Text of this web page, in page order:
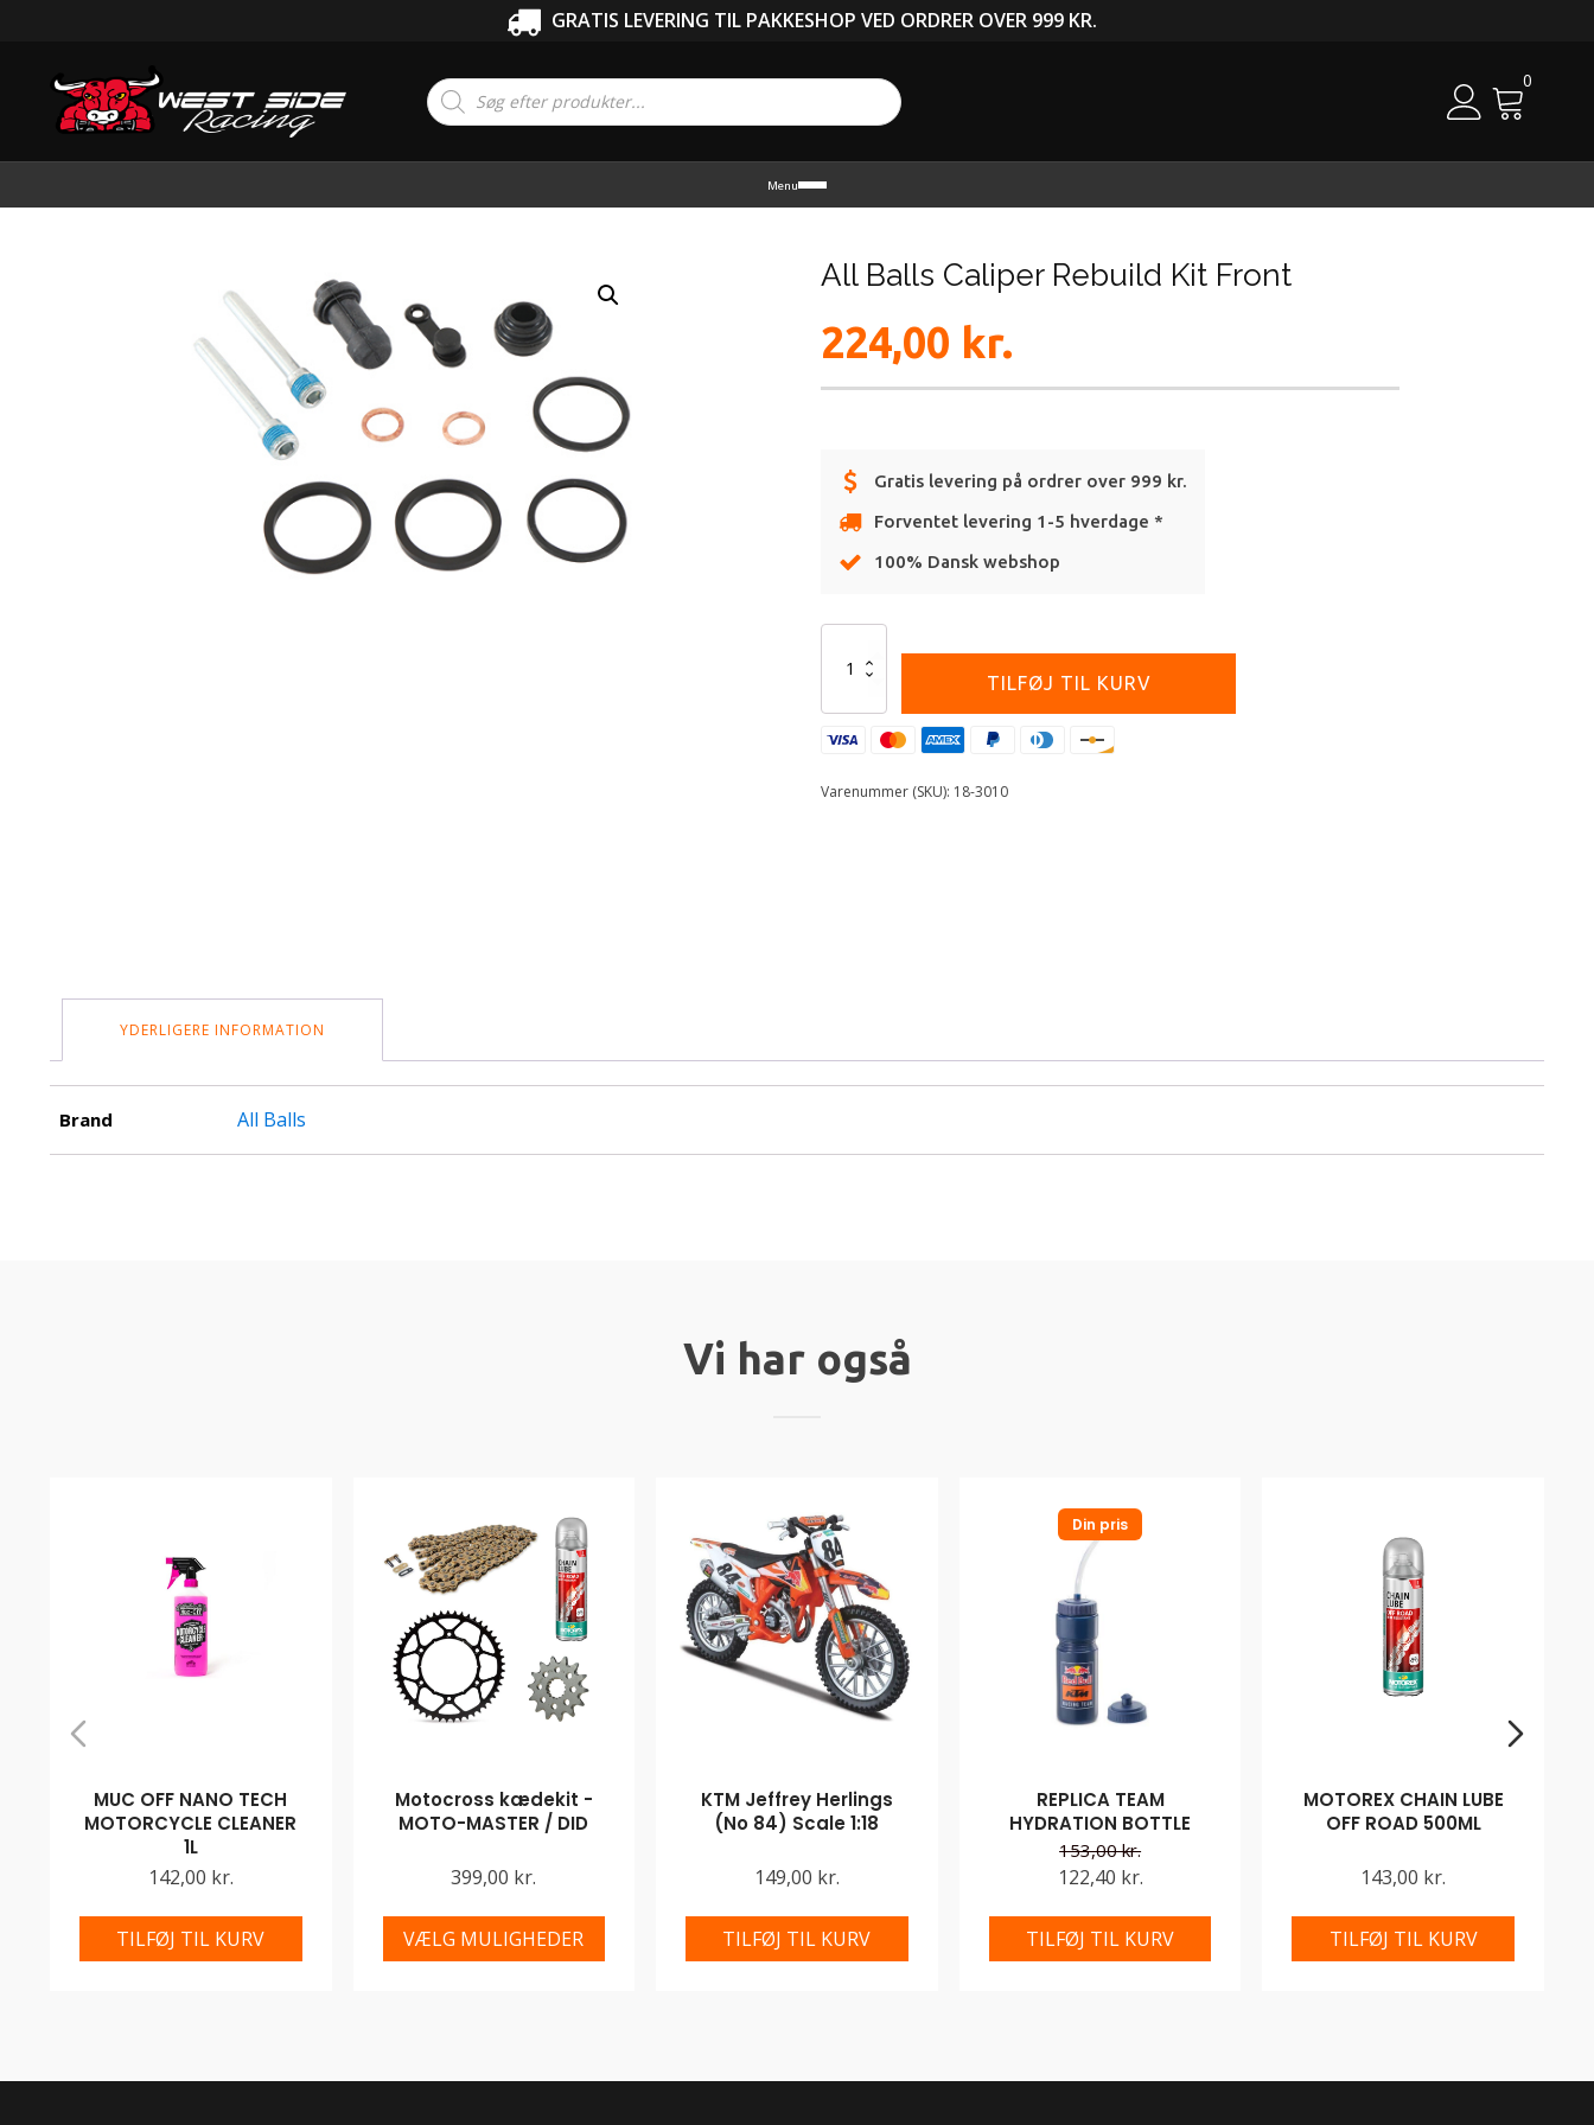
GRATIS LEVERING TIL PAKKESHOP VED ORDRER OVER 999 KR.
Products
search
0
Menu
All Balls Caliper Rebuild Kit Front
224,00 kr.
Gratis levering på ordrer over 999 kr.
Forventet levering 1-5 hverdage *
100% Dansk webshop
Balls
Rebuild
Kit
TILFØJ TIL KURV
Varenummer (SKU): 18-3010
YDERLIGERE INFORMATION
Brand All Balls
Vi har også
MUC OFF NANO TECH
MOTORCYCLE CLEANER
1L
142,00 kr.
TILFØJ TIL KURV
Motocross kædekit -
MOTO-MASTER / DID
399,00 kr.
VÆLG MULIGHEDER
KTM Jeffrey Herlings
(No 84) Scale 1:18
149,00 kr.
TILFØJ TIL KURV
Din pris
REPLICA TEAM
HYDRATION BOTTLE
153,00 kr.
122,40 kr.
TILFØJ TIL KURV
MOTOREX CHAIN LUBE
OFF ROAD 500ML
143,00 kr.
TILFØJ TIL KURV